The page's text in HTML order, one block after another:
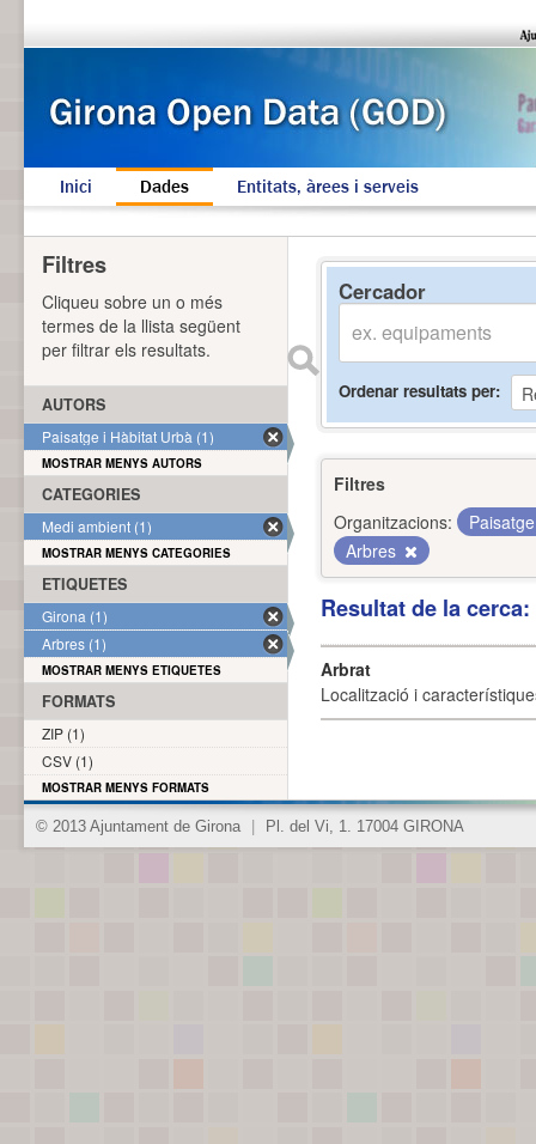
Inici Dades Entitats, àrees i serveis
Cercador
Ordenar resultats per
Filtres
Organitzacions:
Arbres
Resultat de la
Arbrat
Localització i
Filtres
Cliqueu sobre un o més
termes de la llista següent
per filtrar els resultats.
AUTORS
Paisatge i Hàbitat Urbà (1)
MOSTRAR MENYS AUTORS
CATEGORIES
Medi ambient (1)
MOSTRAR MENYS CATEGORIES
ETIQUETES
Girona (1)
Arbres (1)
MOSTRAR MENYS ETIQUETES
FORMATS
ZIP (1)
CSV (1)
MOSTRAR MENYS FORMATS
© 2013 Ajuntament de Girona Pl. del Vi, 1. 17004 GIRONA